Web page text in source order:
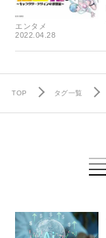
エンタメ
2022.04.28
TOP タグ一覧